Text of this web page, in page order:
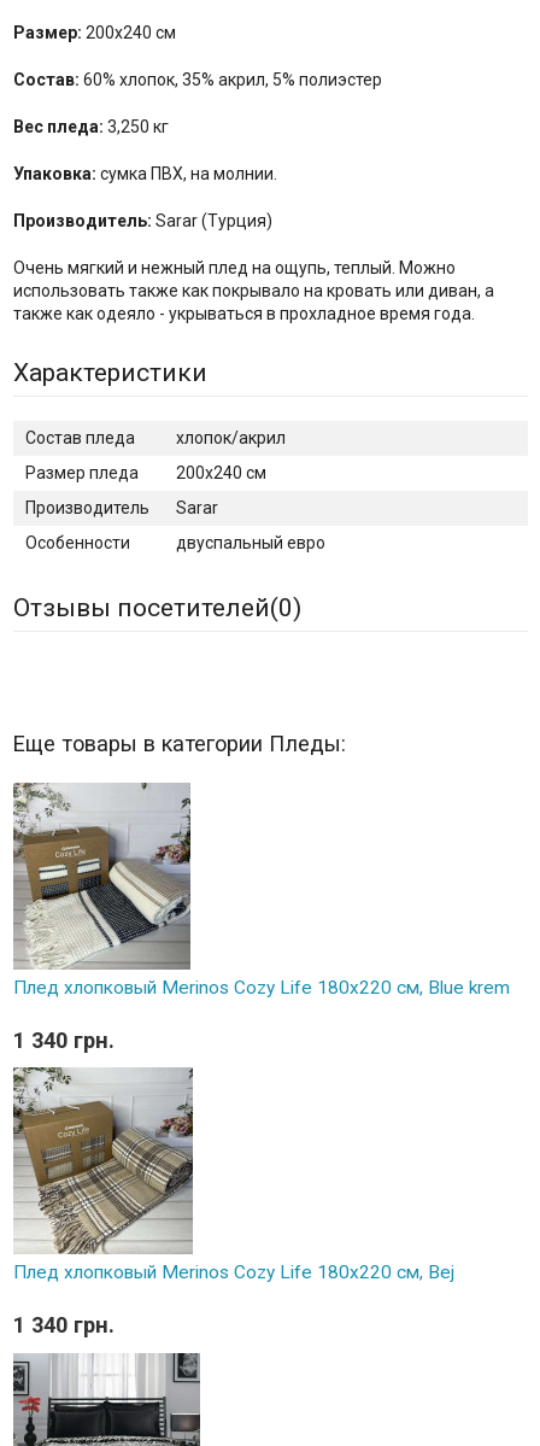
Размер: 200х240 см
Состав: 60% хлопок, 35% акрил, 5% полиэстер
Вес пледа: 3,250 кг
Упаковка: сумка ПВХ, на молнии.
Производитель: Sarar (Турция)
Очень мягкий и нежный плед на ощупь, теплый. Можно
использовать также как покрывало на кровать или диван, а
также как одеяло - укрываться в прохладное время года.
Характеристики
Состав пледа
хлопок/акрил
Размер пледа
200х240 см
Производитель
Sarar
Особенности
двуспальный евро
Отзывы посетителей(0)
Еще товары в категории Пледы:
Плед хлопковый Merinos Cozy Life 180x220 см, Blue krem
1 340 грн.
Плед хлопковый Merinos Cozy Life 180x220 см, Bej
1 340 грн.